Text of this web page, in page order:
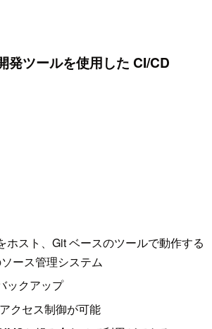
発ツールを使用した CI/CD
ホスト、Git ベースのツールで動作する
ース管理システム
ックアップ
クセス制御が可能